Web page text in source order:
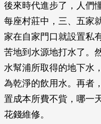
後來時代進步了，人們
每座村莊中，三、五家
家在自家門口就設置私
苦地到水源地打水了。
水幫浦所取得的地下水
為乾淨的飲用水。再者
置成本所費不貲，哪一
花錢維修。